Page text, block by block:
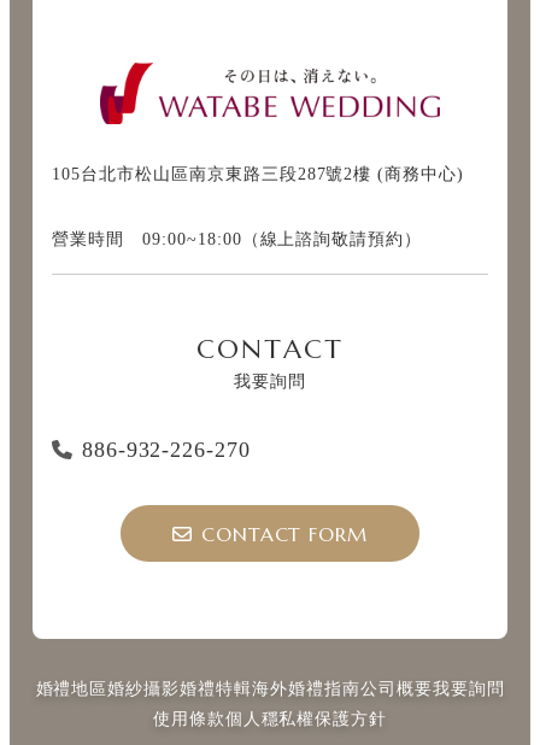
105台北市松山區南京東路三段287號2樓 (商務中心)
營業時間 09:00~18:00（線上諮詢敬請預約）
CONTACT
我要詢問
886-932-226-270
CONTACT FORM
婚禮地區婚紗攝影婚禮特輯海外婚禮指南公司概要我要詢問
使用條款個人穩私權保護方針